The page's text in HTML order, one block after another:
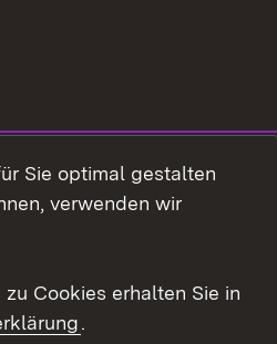
Datenschutz
Sie optimal gestalten
verwenden wir
Cookies erhalten Sie in
.